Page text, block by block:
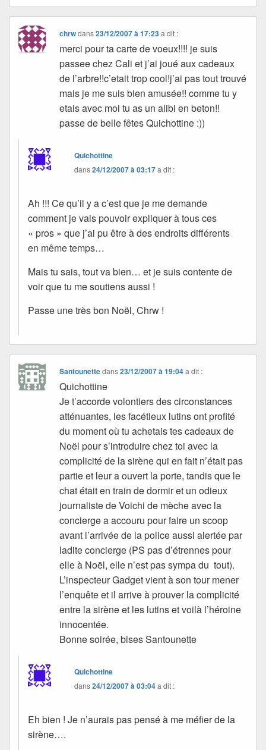
chrwdans23/12/2007 à 17:23 a dit :
merci pour ta carte de voeux!!!! je suis
passee chez Cali et j’ai joué aux cadeaux
de l’arbre!!c’etait trop cool!j’ai pas tout trouvé
mais je me suis bien amusée!! comme tu y
etais avec moi tu as un alibi en beton!!
passe de belle fêtes Quichottine :))
Quichottine
dans24/12/2007 à 03:17a dit :
Ah !!! Ce qu’il y a c’est que je me demande
comment je vais pouvoir expliquer à tous ces
« pros » que j’ai pu être à des endroits différents
en même temps…
Mais tu sais, tout va bien… et je suis contente de
voir que tu me soutiens aussi !
Passe une très bon Noël, Chrw !
Santounettedans23/12/2007 à 19:04 a dit :
Quichottine
Je t’accorde volontiers des circonstances
atténuantes, les facétieux lutins ont profité
du moment où tu achetais tes cadeaux de
Noël pour s’introduire chez toi avec la
complicité de la sirène qui en fait n’était pas
partie et leur a ouvert la porte, tandis que le
chat était en train de dormir et un odieux
journaliste de Voichi de mèche avec la
concierge a accouru pour faire un scoop
avant l’arrivée de la police aussi alertée par
ladite concierge (PS pas d’étrennes pour
elle à Noël, elle n’est pas sympa du tout).
L’inspecteur Gadget vient à son tour mener
l’enquête et il arrive à prouver la complicité
entre la sirène et les lutins et voilà l’héroine
innocentée.
Bonne soirée, bises Santounette
Quichottine
dans24/12/2007 à 03:04a dit :
Eh bien ! Je n’aurais pas pensé à me méfier de la
sirène….